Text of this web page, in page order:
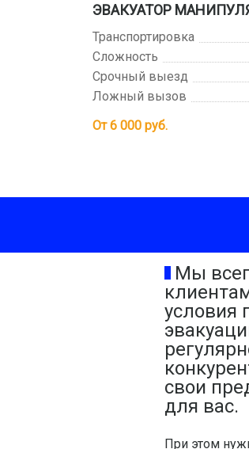
ЭВАКУАТОР
Транспортировка
Сложность
Срочный выезд
Ложный вызов
От6 000 руб.
Мы
условия
свои
для вас.
При этом